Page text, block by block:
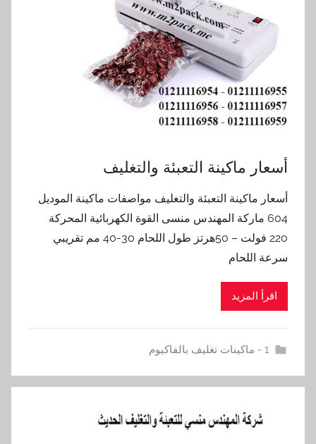
أسعار ماكينة التعبئة والتغليف
أسعار ماكينة التعبئة والتغليف مواصفات ماكينة الموديل
604 ماركة المهندس منسى القوة الكهربائية المحركة
220 فولت – 50هرتز طول اللحام 30-40 مم تقريبي
سرعة اللحام
اقرأ المزيد
1 - ماكينات تغليف بالفاكيوم